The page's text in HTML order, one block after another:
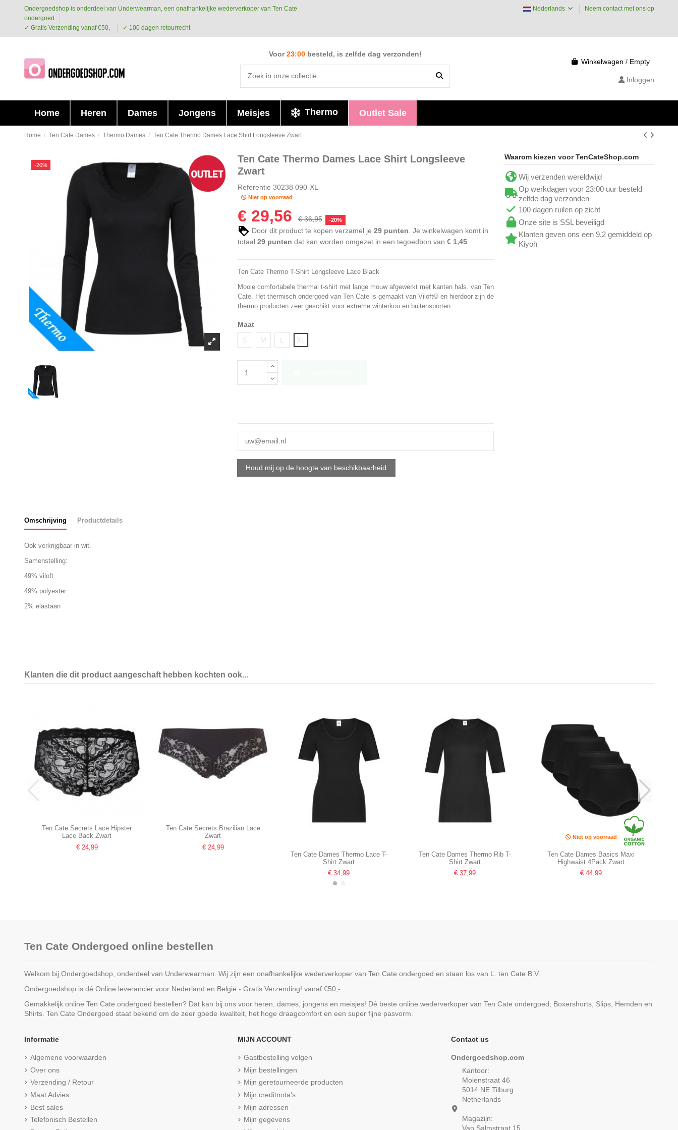
Ondergoedshop is onderdeel van Underwearman, een onafhankelijke wederverkoper van Ten Cate
ondergoed
✓ Gratis Verzending vanaf €50,-
✓ 100 dagen retourrecht
Nederlands Neem contact met ons op
Voor 23:00 besteld, is zelfde dag verzonden!
Winkelwagen / Empty
Inloggen
Home Heren Dames Jongens Meisjes Thermo Outlet Sale
Home Ten Cate Dames Thermo Dames Ten Cate Thermo Dames Lace Shirt Longsleeve Zwart
-20%
Ten Cate Thermo Dames Lace Shirt Longsleeve
Zwart
Referentie 30238 090-XL
Niet op voorraad
€ 29,56 € 36,95 -20%
Door dit product te kopen verzamel je 29 punten . Je winkelwagen komt in
totaal 29punten dat kan worden omgezet in een tegoedbon van € 1,45.
Ten Cate Thermo T-Shirt Longsleeve Lace Black
Mooie comfortabele thermal t-shirt met lange mouw afgewerkt met kanten hals. van Ten
Cate. Het thermisch ondergoed van Ten Cate is gemaakt van Viloft© en hierdoor zijn de
thermo producten zeer geschikt voor extreme winterkou en buitensporten.
Maat
S
M L XL
Waarom kiezen voor TenCateShop.com
Wij verzenden wereldwijd
Op werkdagen voor 23:00 uur besteld
zelfde dag verzonden
100 dagen ruilen op zicht
Onze site is SSL beveiligd
Klanten geven ons een 9,2 gemiddeld op
Kiyoh
Omschrijving Productdetails
Ook verkrijgbaar in wit.
Samenstelling:
49% viloft
49% polyester
2% elastaan
Klanten die dit product aangeschaft hebben kochten ook...
Ten Cate Secrets Lace Hipster
Lace Back Zwart
€ 24,99
Ten Cate Secrets Brazilian Lace
Zwart
€ 24,99
Ten Cate Dames Thermo Lace T-
Shirt Zwart
€ 34,99
Ten Cate Dames Thermo Rib T-
Shirt Zwart
€ 37,99
Niet op voorraad
Ten Cate Dames Basics Maxi
Highwaist 4Pack Zwart
€ 44,99
Ten Cate Heren Basics T-shirt
Cotton Stretch 2Pack Wit
Niet op voorraad
Ten Cate Secrets Midi Brief Hipster
Ten Cate Secrets Maxi Highwaist
Ten Cate Secrets String Rood
Ten Cate Ondergoed online bestellen
Welkom bij Ondergoedshop, onderdeel van Underwearman. Wij zijn een onafhankelijke wederverkoper van Ten Cate ondergoed en staan los van L. ten Cate B.V.
Ondergoedshop is dé Online leverancier voor Nederland en België - Gratis Verzending! vanaf €50,-
Gemakkelijk online Ten Cate ondergoed bestellen? Dat kan bij ons voor heren, dames, jongens en meisjes! Dé beste online wederverkoper van Ten Cate ondergoed; Boxershorts, Slips, Hemden en
Shirts. Ten Cate Ondergoed staat bekend om de zeer goede kwaliteit, het hoge draagcomfort en een super fijne pasvorm.
Informatie
Algemene voorwaarden
Over ons
Verzending / Retour
Maat Advies
Best sales
Telefonisch Bestellen
MIJN ACCOUNT
Gastbestelling volgen
Mijn bestellingen
Mijn geretourneerde producten
Mijn creditnota's
Mijn adressen
Mijn gegevens
Contact us
Ondergoedshop.com
Kantoor:
Molenstraat 46
5014 NE Tilburg
Netherlands
Magazijn:
Van Salmstraat 15